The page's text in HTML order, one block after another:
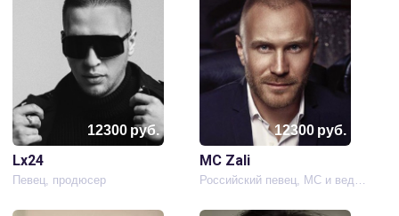
12300руб.
Lx24
Певец, продюсер
12300руб.
MC Zali
Российский певец, MC и ведущий мероприятий